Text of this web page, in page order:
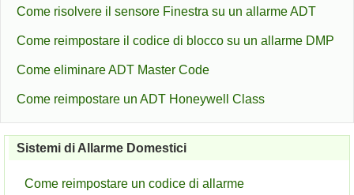
Come risolvere il sensore Finestra su un allarme ADT
Come reimpostare il codice di blocco su un allarme DMP
Come eliminare ADT Master Code
Come reimpostare un ADT Honeywell Class
Sistemi di Allarme Domestici
Come reimpostare un codice di allarme